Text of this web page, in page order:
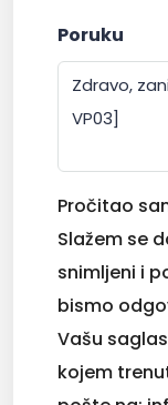
Poruku
Pročitao
Slažem se
snimljeni i
bismo
Vašu
kojem